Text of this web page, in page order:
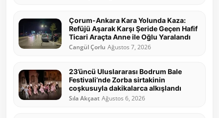
Çorum-Ankara Kara Yolunda Kaza:
Refüjü Aşarak Karşı Şeride Geçen Hafif
Ticari Araçta Anne ile Oğlu Yaralandı
Cangül Çorlu Ağustos 7, 2026
23’üncü Uluslararası Bodrum Bale
Festivali’nde Zorba sirtakinin
coşkusuyla dakikalarca alkışlandı
Sıla Akçaat Ağustos 6, 2026